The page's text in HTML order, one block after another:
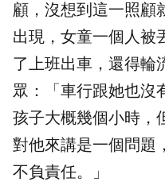
顧，沒想到這一照顧
出現，女童一個人被
了上班出車，還得輪
眾：「車行跟她也沒
孩子大概幾個小時，
對他來講是一個問題
不負責任。」